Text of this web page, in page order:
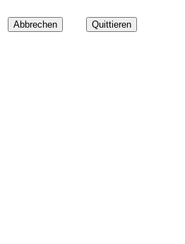
Abbrechen Quittieren